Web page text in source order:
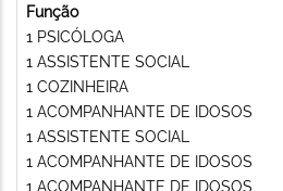
Função
1 PSICÓLOGA
1 ASSISTENTE SOCIAL
1 COZINHEIRA
1 ACOMPANHANTE DE IDOSOS
1 ASSISTENTE SOCIAL
1 ACOMPANHANTE DE IDOSOS
1 ACOMPANHANTE DE IDOSOS